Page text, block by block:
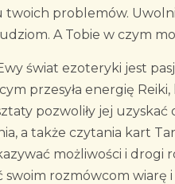
twoich problemów.
A Tobie w czym
świat ezoteryki jest
przesyła energię
pozwoliły jej
a także czytania kart
możliwości i drogi
swoim rozmówcom wiarę